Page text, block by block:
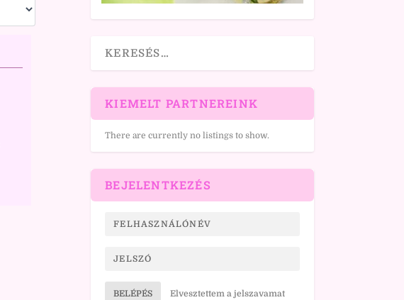
KIEMELT PARTNEREINK
There are currently no listings to show.
BEJELENTKEZÉS
BELÉPÉS Elvesztettem a jelszavamat